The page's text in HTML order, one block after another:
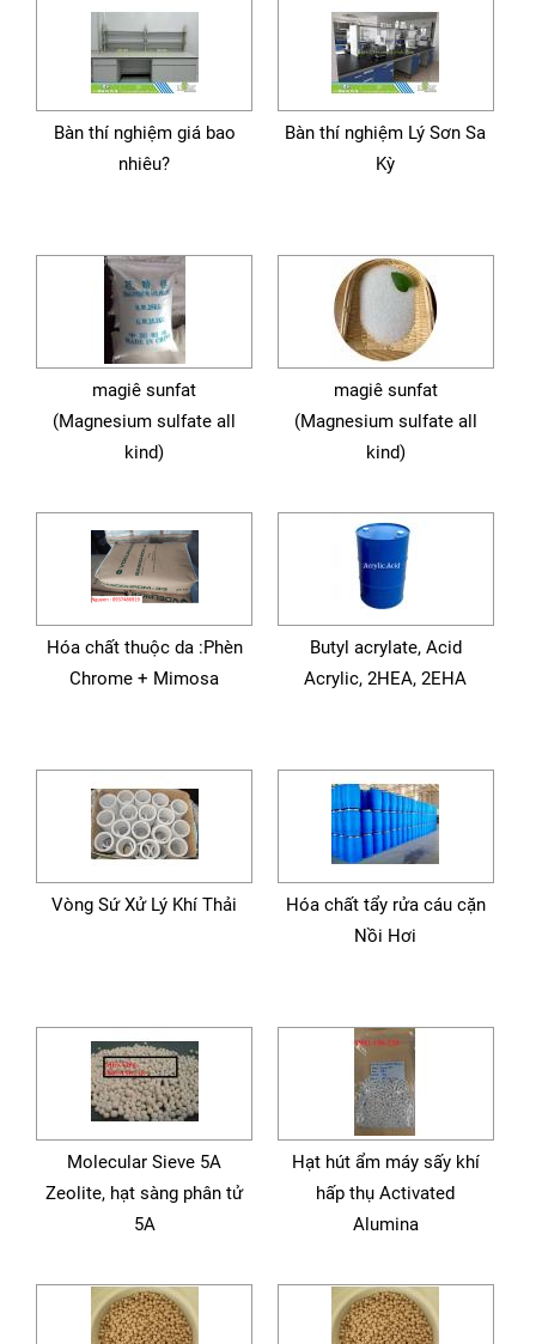
Bàn thí nghiệm giá bao
nhiêu?
Bàn thí nghiệm Lý Sơn Sa
Kỳ
magiê sunfat
(Magnesium sulfate all
kind)
magiê sunfat
(Magnesium sulfate all
kind)
Hóa chất thuộc da :Phèn
Chrome + Mimosa
Butyl acrylate, Acid
Acrylic, 2HEA, 2EHA
Vòng Sứ Xử Lý Khí Thải
Hóa chất tẩy rửa cáu cặn
Nồi Hơi
Molecular Sieve 5A
Zeolite, hạt sàng phân tử
5A
Hạt hút ẩm máy sấy khí
hấp thụ Activated
Alumina